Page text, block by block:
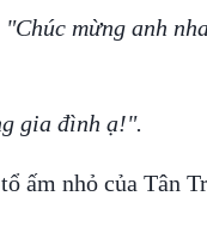
"Chúc mừng anh
gia đình ạ!".
ấm nhỏ của Tân